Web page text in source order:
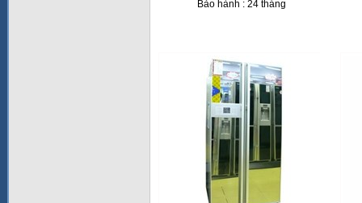
Bảo hành : 24 tháng